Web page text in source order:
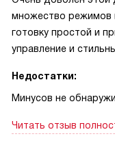
множество режимов
готовку простой и
управление и
Недостатки:
Минусов не
Читать отзыв